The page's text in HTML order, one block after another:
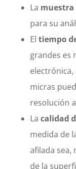
La muestra
para su
El tiempo
grandes es
electrónica,
micras
resolución
La calidad
medida de
afilada sea,
de la